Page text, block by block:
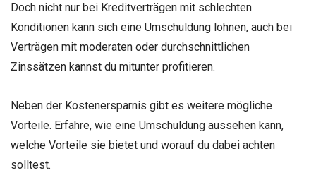
Doch nicht nur bei Kreditverträgen mit schlechten
Konditionen kann sich eine Umschuldung lohnen, auch bei
Verträgen mit moderaten oder durchschnittlichen
Zinssätzen kannst du mitunter profitieren.
Neben der Kostenersparnis gibt es weitere mögliche
Vorteile. Erfahre, wie eine Umschuldung aussehen kann,
welche Vorteile sie bietet und worauf du dabei achten
solltest.